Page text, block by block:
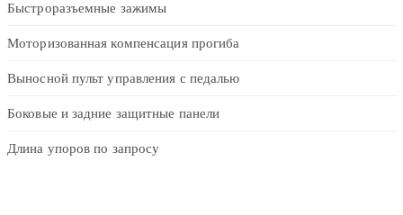
Быстроразъемные зажимы
Моторизованная компенсация прогиба
Выносной пульт управления с педалью
Боковые и задние защитные панели
Длина упоров по запросу